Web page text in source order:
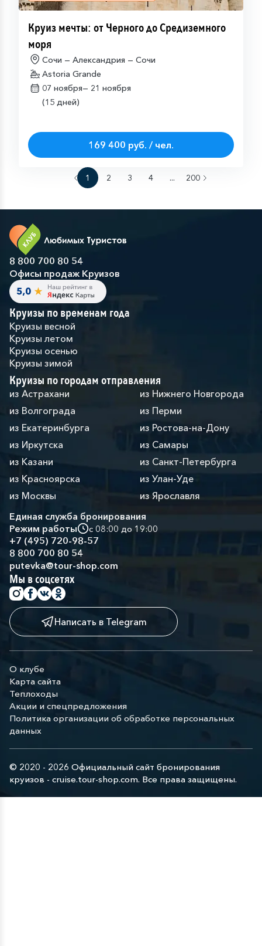
Круиз мечты: от Черного до Средиземного
моря
Сочи — Александрия — Сочи
Astoria Grande
07 ноября— 21 ноября
(15 дней)
169 400 руб. / чел.
1 2 3 4 ... 200
8 800 700 80 54
Офисы продаж Круизов
Круизы по временам года
Круизы весной
Круизы летом
Круизы осенью
Круизы зимой
Круизы по городам отправления
из Астрахани
из Волгограда
из Екатеринбурга
из Иркутска
из Казани
из Красноярска
из Москвы
из Нижнего Новгорода
из Перми
из Ростова-на-Дону
из Самары
из Санкт-Петербурга
из Улан-Уде
из Ярославля
Единая служба бронирования
Режим работы
с 08:00 до 19:00
+7 (495) 720-98-57
8 800 700 80 54
putevka@tour-shop.com
Мы в соцсетях
Написать в Telegram
О клубе
Карта сайта
Теплоходы
Акции и спецпредложения
Политика организации об обработке персональных
данных
© 2020 - 2026 Официальный сайт бронирования
круизов - cruise.tour-shop.com. Все права защищены.